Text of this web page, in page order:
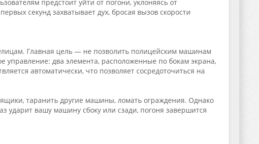
предстоит уйти от погони, уклоняясь от
секунд захватывает дух, бросая вызов скорости
Главная цель — не позволить полицейским машинам
управление: два элемента, расположенные по бокам экрана,
автоматически, что позволяет сосредоточиться на
таранить другие машины, ломать ограждения. Однако
ударит вашу машину сбоку или сзади, погоня завершится